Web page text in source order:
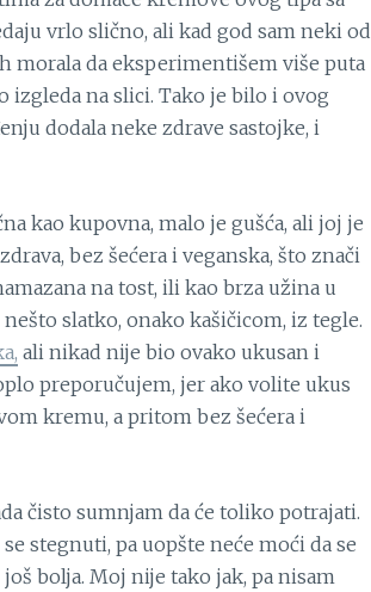
vrlo slično, ali kad god sam neki od
morala da eksperimentišem više puta
izgleda na slici. Tako je bilo i ovog
dodala neke zdrave sastojke, i
kao kupovna, malo je gušća, ali joj je
bez šećera i veganska, što znači
na tost, ili kao brza užina u
slatko, onako kašičicom, iz tegle.
ali nikad nije bio ovako ukusan i
preporučujem, jer ako volite ukus
kremu, a pritom bez šećera i
čisto sumnjam da će toliko potrajati.
stegnuti, pa uopšte neće moći da se
bolja. Moj nije tako jak, pa nisam